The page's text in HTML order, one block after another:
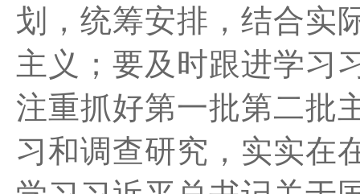
划，统筹安排，结合实
主义；要及时跟进学习
注重抓好第一批第二批
习和调查研究，实实在